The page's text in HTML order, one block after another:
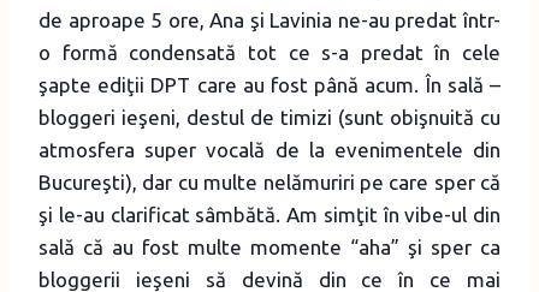
de aproape 5 ore, Ana şi Lavinia ne-au predat într-
o formă condensată tot ce s-a predat în cele
şapte ediţii DPT care au fost până acum. În sală –
bloggeri ieşeni, destul de timizi (sunt obişnuită cu
atmosfera super vocală de la evenimentele din
Bucureşti), dar cu multe nelămuriri pe care sper că
şi le-au clarificat sâmbătă. Am simţit în vibe-ul din
sală că au fost multe momente “aha” şi sper ca
bloggerii ieşeni să devină din ce în ce mai